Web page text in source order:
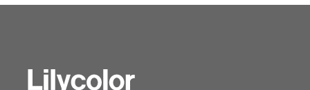
大阪ショールーム
仙台ショールーム